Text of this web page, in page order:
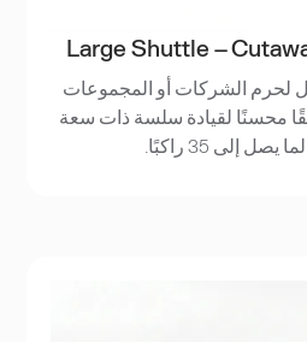
Large Shuttle –
لحرم الشركات أو المجموعات
محسنًا لقيادة سلسة ذات سعة
إلى 35 راكبًا.